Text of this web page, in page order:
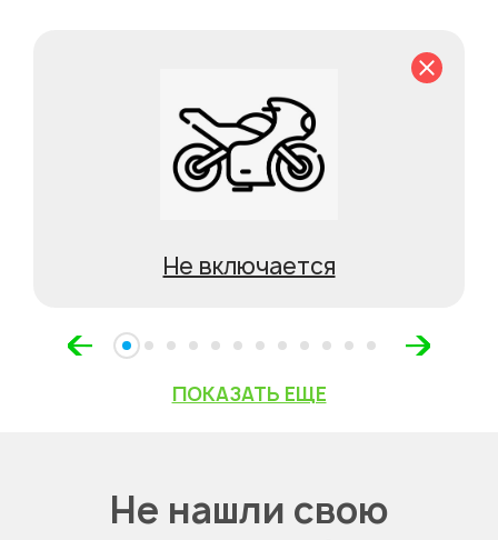
Не включается
ПОКАЗАТЬ ЕЩЕ
Не нашли свою